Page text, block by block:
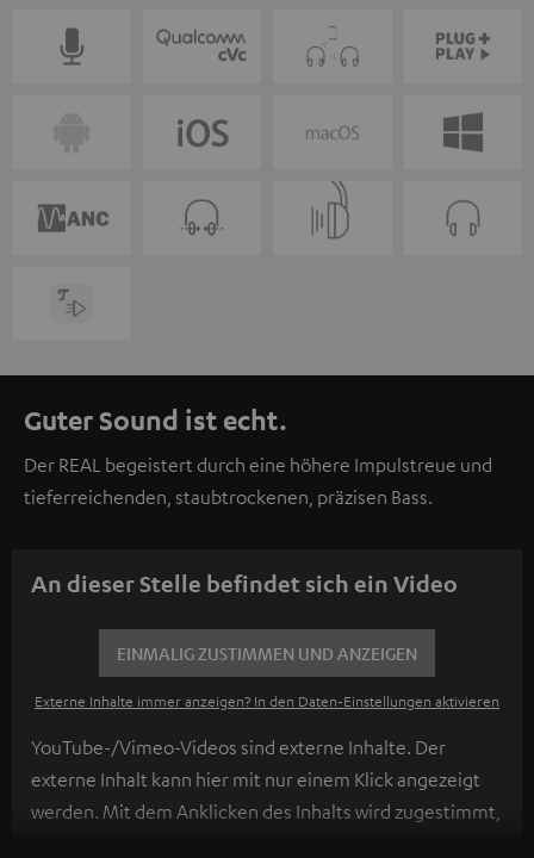
Guter Sound ist echt.
Der REAL begeistert durch eine höhere Impulstreue und
tieferreichenden, staubtrockenen, präzisen Bass.
An dieser Stelle befindet sich ein Video
EINMALIG ZUSTIMMEN UND ANZEIGEN
Externe Inhalte immer anzeigen? In den Daten‑Einstellungen aktivieren
YouTube-/Vimeo-Videos sind externe Inhalte. Der
externe Inhalt kann hier mit nur einem Klick angezeigt
werden. Mit dem Anklicken des Inhalts wird zugestimmt,